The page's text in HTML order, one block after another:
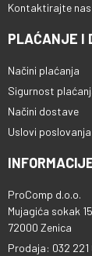
Kontaktirajte nas
PLAĆANJE I
Načini plaćanja
Sigurnost
Načini dostave
Uslovi poslovanja
ProComp d.o.o.
Mujagića sokak 15
72000 Zenica
Prodaja: 032 221